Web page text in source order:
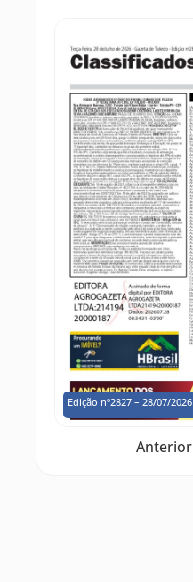
Edição nº2827 – 28/07/2026
Anterior